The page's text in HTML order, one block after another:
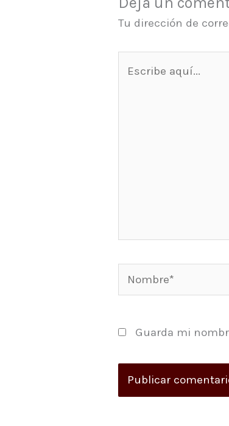
Tu dirección de
Nombre*
Guarda mi